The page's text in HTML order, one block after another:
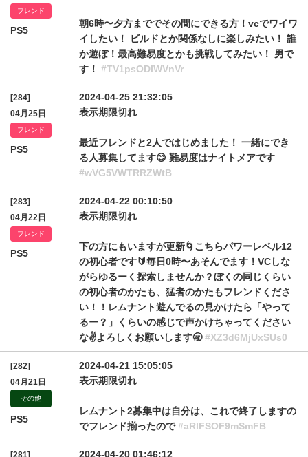
フレンド
PS5
朝6時〜夕方まででその間にできる方！vcでワイワ
イしたい！ ビルドとか関係なしに楽しみたい！ 誰
か遊ぼ！最高難易度とかも挑戦してみたい！ 男で
す！ #TV1psODlWVnVr
[284]
04月25日
フレンド
PS5
2024-04-25 21:32:05
表示期限切れ
最近フレンドと2人ではじめました！ 一緒にでき
る人募集してます😊 難易度はナイトメアです
#wVG5VWTRRZWtB
[283]
04月22日
フレンド
PS5
2024-04-22 00:10:50
表示期限切れ
下の方にもいますが更新🌀ㅤこちらパワーレベル12
の初心者です🔰ㅤ毎日0時〜あそんでます！ㅤVCしな
がらゆるーく探索しませんか？ㅤぼくの同じくらい
の初心者のかたも、猛者のかたもフレンドくださ
い！！ㅤレムナント遊んでるの見かけたら「やって
るー？」くらいの感じで声かけちゃってください
な✌️ㅤよろしくお願いします🥱#XZ3d6MjUxSUs0
[282]
04月21日
その他
PS5
2024-04-21 15:05:05
表示期限切れ
レムナント2募集中は自分は、これで終了しますの
でフレンド揃ったので#aRlFSOF9mSmFB
[281]
2024-04-20 01:46:12